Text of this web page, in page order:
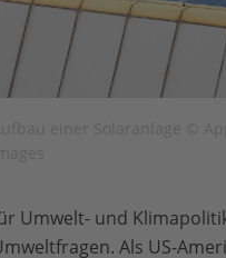
Umwelt- und
Als US-